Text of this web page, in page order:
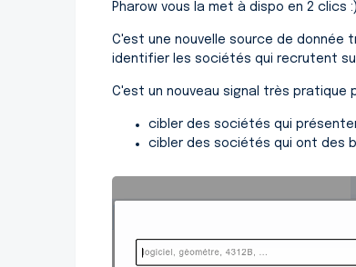
Pharow vous la met à dispo en 2 clics
C'est une nouvelle source de donnée
identifier les sociétés qui recrutent
C'est un nouveau signal très pratique
cibler des sociétés qui
cibler des sociétés qui ont des